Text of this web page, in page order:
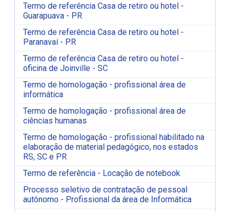
Termo de referência Casa de retiro ou hotel -
Guarapuava - PR
Termo de referência Casa de retiro ou hotel -
Paranavaí - PR
Termo de referência Casa de retiro ou hotel -
oficina de Joinville - SC
Termo de homologação - profissional área de
informática
Termo de homologação - profissional área de
ciências humanas
Termo de homologação - profissional habilitado na
elaboração de material pedagógico, nos estados
RS, SC e PR
Termo de referência - Locação de notebook
Processo seletivo de contratação de pessoal
autônomo - Profissional da área de Informática